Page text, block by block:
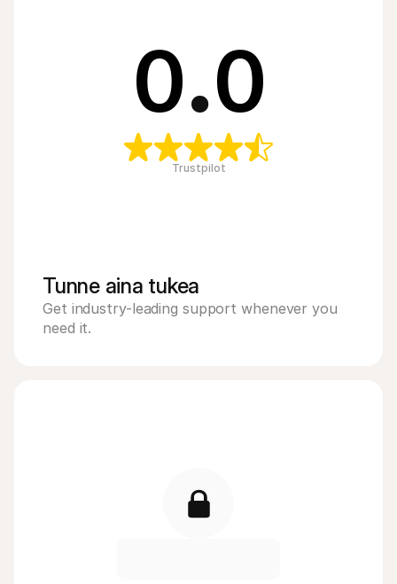
0.0
Trustpilot
Tunne aina tukea
Get industry-leading support whenever you
need it.